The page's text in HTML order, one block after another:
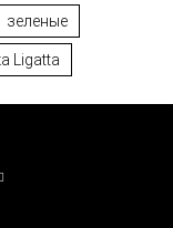
зеленые
Ligatta